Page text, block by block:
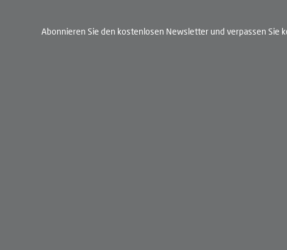
Abonnieren Sie den kostenlosen Newsletter und verpassen Sie